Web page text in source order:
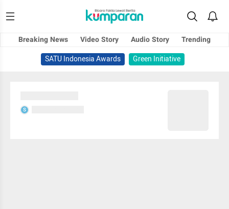
Breaking News Video Story Audio Story
Trending
SATU Indonesia Awards
Green Initiative
S